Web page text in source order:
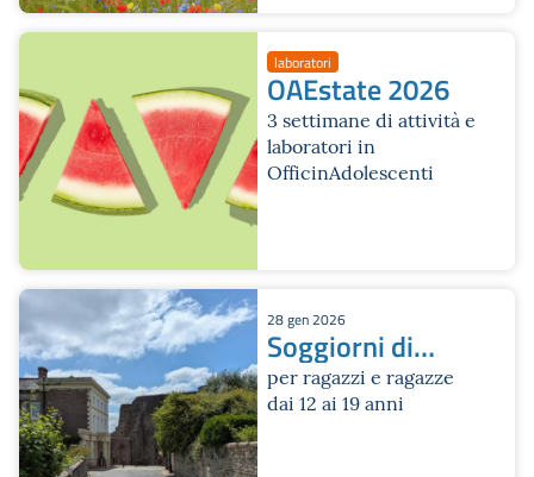
laboratori
OAEstate 2026
3 settimane di attività e
laboratori in
OfficinAdolescenti
28 gen 2026
Soggiorni di
studio all'estero
per ragazzi e ragazze
dai 12 ai 19 anni